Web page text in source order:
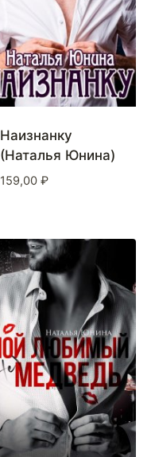
Наизнанку
(Наталья Юнина)
159,00 ₽